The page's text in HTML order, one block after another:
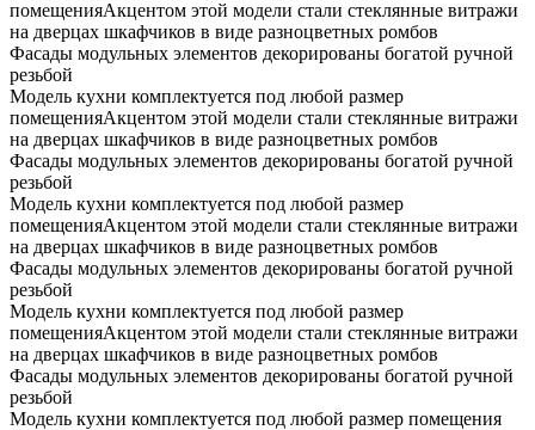
помещенияАкцентом этой модели стали стеклянные витражи
на дверцах шкафчиков в виде разноцветных ромбов
Фасады модульных элементов декорированы богатой ручной
резьбой
Модель кухни комплектуется под любой размер
помещенияАкцентом этой модели стали стеклянные витражи
на дверцах шкафчиков в виде разноцветных ромбов
Фасады модульных элементов декорированы богатой ручной
резьбой
Модель кухни комплектуется под любой размер
помещенияАкцентом этой модели стали стеклянные витражи
на дверцах шкафчиков в виде разноцветных ромбов
Фасады модульных элементов декорированы богатой ручной
резьбой
Модель кухни комплектуется под любой размер
помещенияАкцентом этой модели стали стеклянные витражи
на дверцах шкафчиков в виде разноцветных ромбов
Фасады модульных элементов декорированы богатой ручной
резьбой
Модель кухни комплектуется под любой размер помещения